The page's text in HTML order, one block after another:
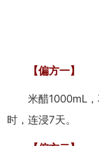
【偏方一】
米醋1000mL，
时，连浸7天。